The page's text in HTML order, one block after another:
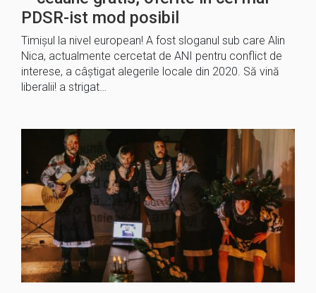
PDSR-ist mod posibil
Timișul la nivel european! A fost sloganul sub care Alin
Nica, actualmente cercetat de ANI pentru conflict de
interese, a câștigat alegerile locale din 2020. Să vină
liberalii! a strigat…